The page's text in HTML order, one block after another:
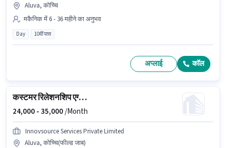
Aluva, कोच्चि
मकैनिक में 6 - 36 महीने का अनुभव
Day 10वीं पास
अप्लाई कॉल
कस्टमर रिलेशनशिप एग्जीक्यूटिव
24,000 -35,000/Month
Innovsource Services Private Limited
Aluva, कोच्चि(फील्ड जाब)